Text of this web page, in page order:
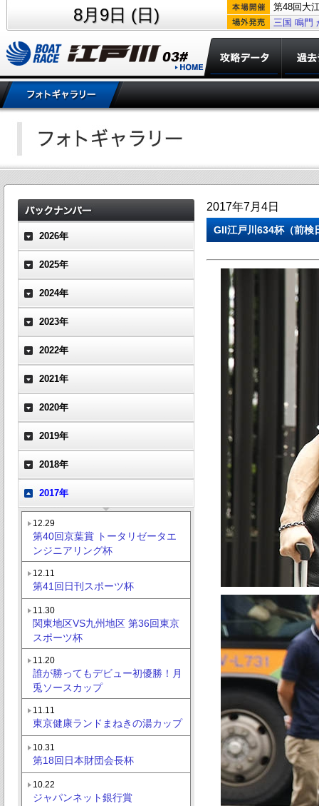
8月9日 (日)
第48回大
三国 鳴門
2026年
2025年
2024年
2023年
2022年
2021年
2020年
2019年
2018年
2017年
12.29
第40回京葉賞 トータリゼータエ
ンジニアリング杯
12.11
第41回日刊スポーツ杯
11.30
関東地区VS九州地区 第36回東京
スポーツ杯
11.20
誰が勝ってもデビュー初優勝！月
兎ソースカップ
11.11
東京健康ランドまねきの湯カップ
10.31
第18回日本財団会長杯
10.22
ジャパンネット銀行賞
2017年7月4日
GII江戸川634杯（前検